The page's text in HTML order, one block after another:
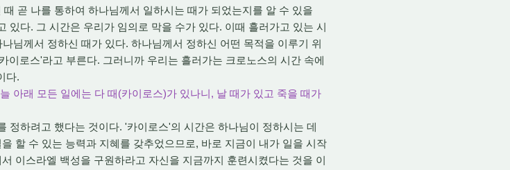
곧 나를 통하여 하나님께서 일하시는 때가 되었는지를 알 수 있을
있다. 그 시간은 우리가 임의로 막을 수가 있다. 이때 흘러가고 있는 시
님께서 정하신 때가 있다. 하나님께서 정하신 어떤 목적을 이루기 위
이로스'라고 부른다. 그러니까 우리는 흘러가는 크로노스의 시간 속에
다.
아래 모든 일에는 다 때(카이로스)가 있나니, 날 때가 있고 죽을 때가
정하려고 했다는 것이다. '카이로스'의 시간은 하나님이 정하시는 데
할 수 있는 능력과 지혜를 갖추었으므로, 바로 지금이 내가 일을 시작
이스라엘 백성을 구원하라고 자신을 지금까지 훈련시켰다는 것을 이